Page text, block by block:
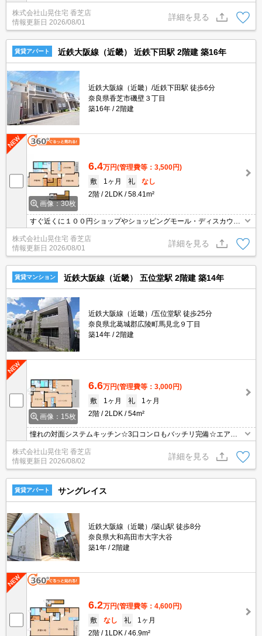
ネコちゃん飼育可能の物件です♪ウォークインクローゼットもついて
いるので、収納もたくさんOK！南向きで日当り良好♪エアコン等設
備充実♪
株式会社山晃住宅 香芝店
情報更新日 2026/08/01
詳細を見る
賃貸アパート 近鉄大阪線（近畿） 近鉄下田駅 2階建 築16年
近鉄大阪線（近畿）/近鉄下田駅 徒歩6分
奈良県香芝市磯壁３丁目
築16年
2階建
画像：30枚
6.4万円(管理費等：3,500円)
敷
1ヶ月 礼
なし
2階
2LDK 58.41m²
すぐ近くに１００円ショップやショッピングモール・ディスカウン
活とっても便利な場所です（*^_^*）ペットを飼育しない方にもオス
スメですよ♪
株式会社山晃住宅 香芝店
情報更新日 2026/08/01
詳細を見る
賃貸マンション 近鉄大阪線（近畿） 五位堂駅 2階建 築14年
近鉄大阪線（近畿）/五位堂駅 徒歩25分
奈良県北葛城郡広陵町馬見北９丁目
築14年
2階建
画像：15枚
6.6万円(管理費等：3,000円)
敷
1ヶ月 礼
1ヶ月
2階
2LDK 54m²
憧れの対面システムキッチン☆3口コンロもバッチリ完備☆エアコ
なお部屋です♪買い物も便利で住環境も素敵☆新婚様にもおすすめで
すよ♪
株式会社山晃住宅 香芝店
情報更新日 2026/08/02
詳細を見る
賃貸アパート サングレイス
近鉄大阪線（近畿）/築山駅 徒歩8分
奈良県大和高田市大字大谷
築1年
2階建
6.2万円(管理費等：4,600円)
敷
なし 礼
1ヶ月
2階
1LDK 46.9m²